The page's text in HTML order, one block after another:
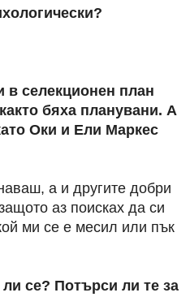
в селекционен план
бяха планувани. А
Оки и Ели Маркес
а и другите добри
аз поисках да си
ми се е месил или пък
се? Потърси ли те за